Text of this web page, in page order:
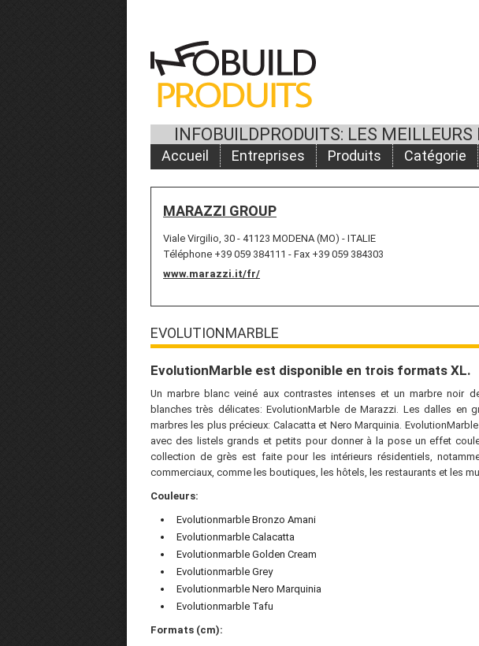
INFOBUILDPRODUITS: LES
Accueil Entreprises Produits Catégorie
MARAZZI GROUP
Viale Virgilio, 30 - 41123 MODENA (MO) - ITALIE
Téléphone +39 059 384111 - Fax +39 059 384303
www.marazzi.it/fr/
EVOLUTIONMARBLE
EvolutionMarble est disponible en trois formats XL.
Un marbre blanc veiné aux contrastes intenses et un marbre noir
blanches très délicates: EvolutionMarble de Marazzi. Les dalles en
marbres les plus précieux: Calacatta et Nero Marquinia.
avec des listels grands et petits pour donner à la pose un effet
collection de grès est faite pour les intérieurs résidentiels,
commerciaux, comme les boutiques, les hôtels, les restaurants et les
Couleurs:
Evolutionmarble Bronzo Amani
Evolutionmarble Calacatta
Evolutionmarble Golden Cream
Evolutionmarble Grey
Evolutionmarble Nero Marquinia
Evolutionmarble Tafu
Formats (cm):